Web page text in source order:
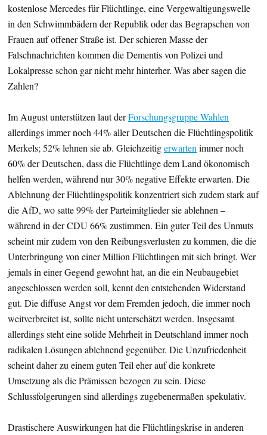
kostenlose Mercedes für Flüchtlinge, eine Vergewaltigungswelle
in den Schwimmbädern der Republik oder das Begrapschen von
Frauen auf offener Straße ist. Der schieren Masse der
Falschnachrichten kommen die Dementis von Polizei und
Lokalpresse schon gar nicht mehr hinterher. Was aber sagen die
Zahlen?
Im August unterstützen laut derForschungsgruppe Wahlen
allerdings immer noch 44% aller Deutschen die Flüchtlingspolitik
Merkels; 52% lehnen sie ab. Gleichzeitigerwartenimmer noch
60% der Deutschen, dass die Flüchtlinge dem Land ökonomisch
helfen werden, während nur 30% negative Effekte erwarten. Die
Ablehnung der Flüchtlingspolitik konzentriert sich zudem stark auf
die AfD, wo satte 99% der Parteimitglieder sie ablehnen –
während in der CDU 66% zustimmen. Ein guter Teil des Unmuts
scheint mir zudem von den Reibungsverlusten zu kommen, die die
Unterbringung von einer Million Flüchtlingen mit sich bringt. Wer
jemals in einer Gegend gewohnt hat, an die ein Neubaugebiet
angeschlossen werden soll, kennt den entstehenden Widerstand
gut. Die diffuse Angst vor dem Fremden jedoch, die immer noch
weitverbreitet ist, sollte nicht unterschätzt werden. Insgesamt
allerdings steht eine solide Mehrheit in Deutschland immer noch
radikalen Lösungen ablehnend gegenüber. Die Unzufriedenheit
scheint daher zu einem guten Teil eher auf die konkrete
Umsetzung als die Prämissen bezogen zu sein. Diese
Schlussfolgerungen sind allerdings zugebenermaßen spekulativ.
Drastischere Auswirkungen hat die Flüchtlingskrise in anderen